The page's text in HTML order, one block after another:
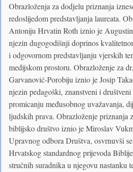
Obrazloženja za dodjelu priznanja
redoslijedom predstavljanja laureata.
Antoniju Hrvatin Roth iznio je
njezin dugogodišnji doprinos
i odgovornom predstavljanju vjerskih
medijskom prostoru. Obrazloženje za
Garvanović-Porobiju iznio je Josip
njezin pedagoški, znanstveni i
promicanju međusobnog uvažavanja,
ljudskih prava. Obrazloženje priznanja
biblijsko društvo iznio je Miroslav
Upravnog odbora Društva, osvrnuvši
Hrvatskog standardnog prijevoda
stručnih suradnika u njegovu nastanku